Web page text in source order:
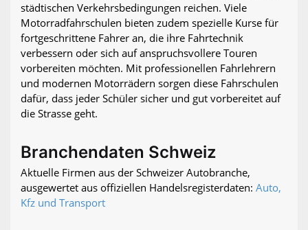
städtischen Verkehrsbedingungen reichen. Viele
Motorradfahrschulen bieten zudem spezielle Kurse für
fortgeschrittene Fahrer an, die ihre Fahrtechnik
verbessern oder sich auf anspruchsvollere Touren
vorbereiten möchten. Mit professionellen Fahrlehrern
und modernen Motorrädern sorgen diese Fahrschulen
dafür, dass jeder Schüler sicher und gut vorbereitet auf
die Strasse geht.
Branchendaten Schweiz
Aktuelle Firmen aus der Schweizer Autobranche,
ausgewertet aus offiziellen Handelsregisterdaten: Auto,
Kfz und Transport